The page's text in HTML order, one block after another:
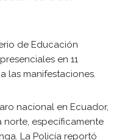
de Educación
en 11
las manifestaciones.
nacional en Ecuador,
norte, específicamente
La Policía reportó